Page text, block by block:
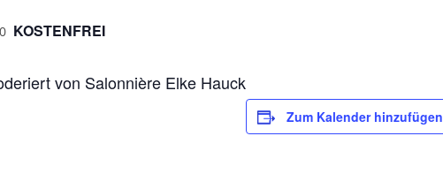
KOSTENFREI
von Salonnière Elke Hauck
Zum Kalender hinzufügen